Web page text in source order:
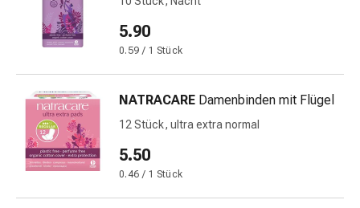
Fieberblasen
Hautausschlag
Bachblütentherapie
Pflanzenknospen
Homöopathie
Phytotherapie
Schüssler-
5.90
0.59 / 1 Stück
NATRACARE Damenbinden mit Flügel
12 Stück, ultra extra normal
5.50
0.46 / 1 Stück